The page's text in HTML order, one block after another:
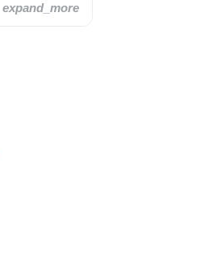
expand_more